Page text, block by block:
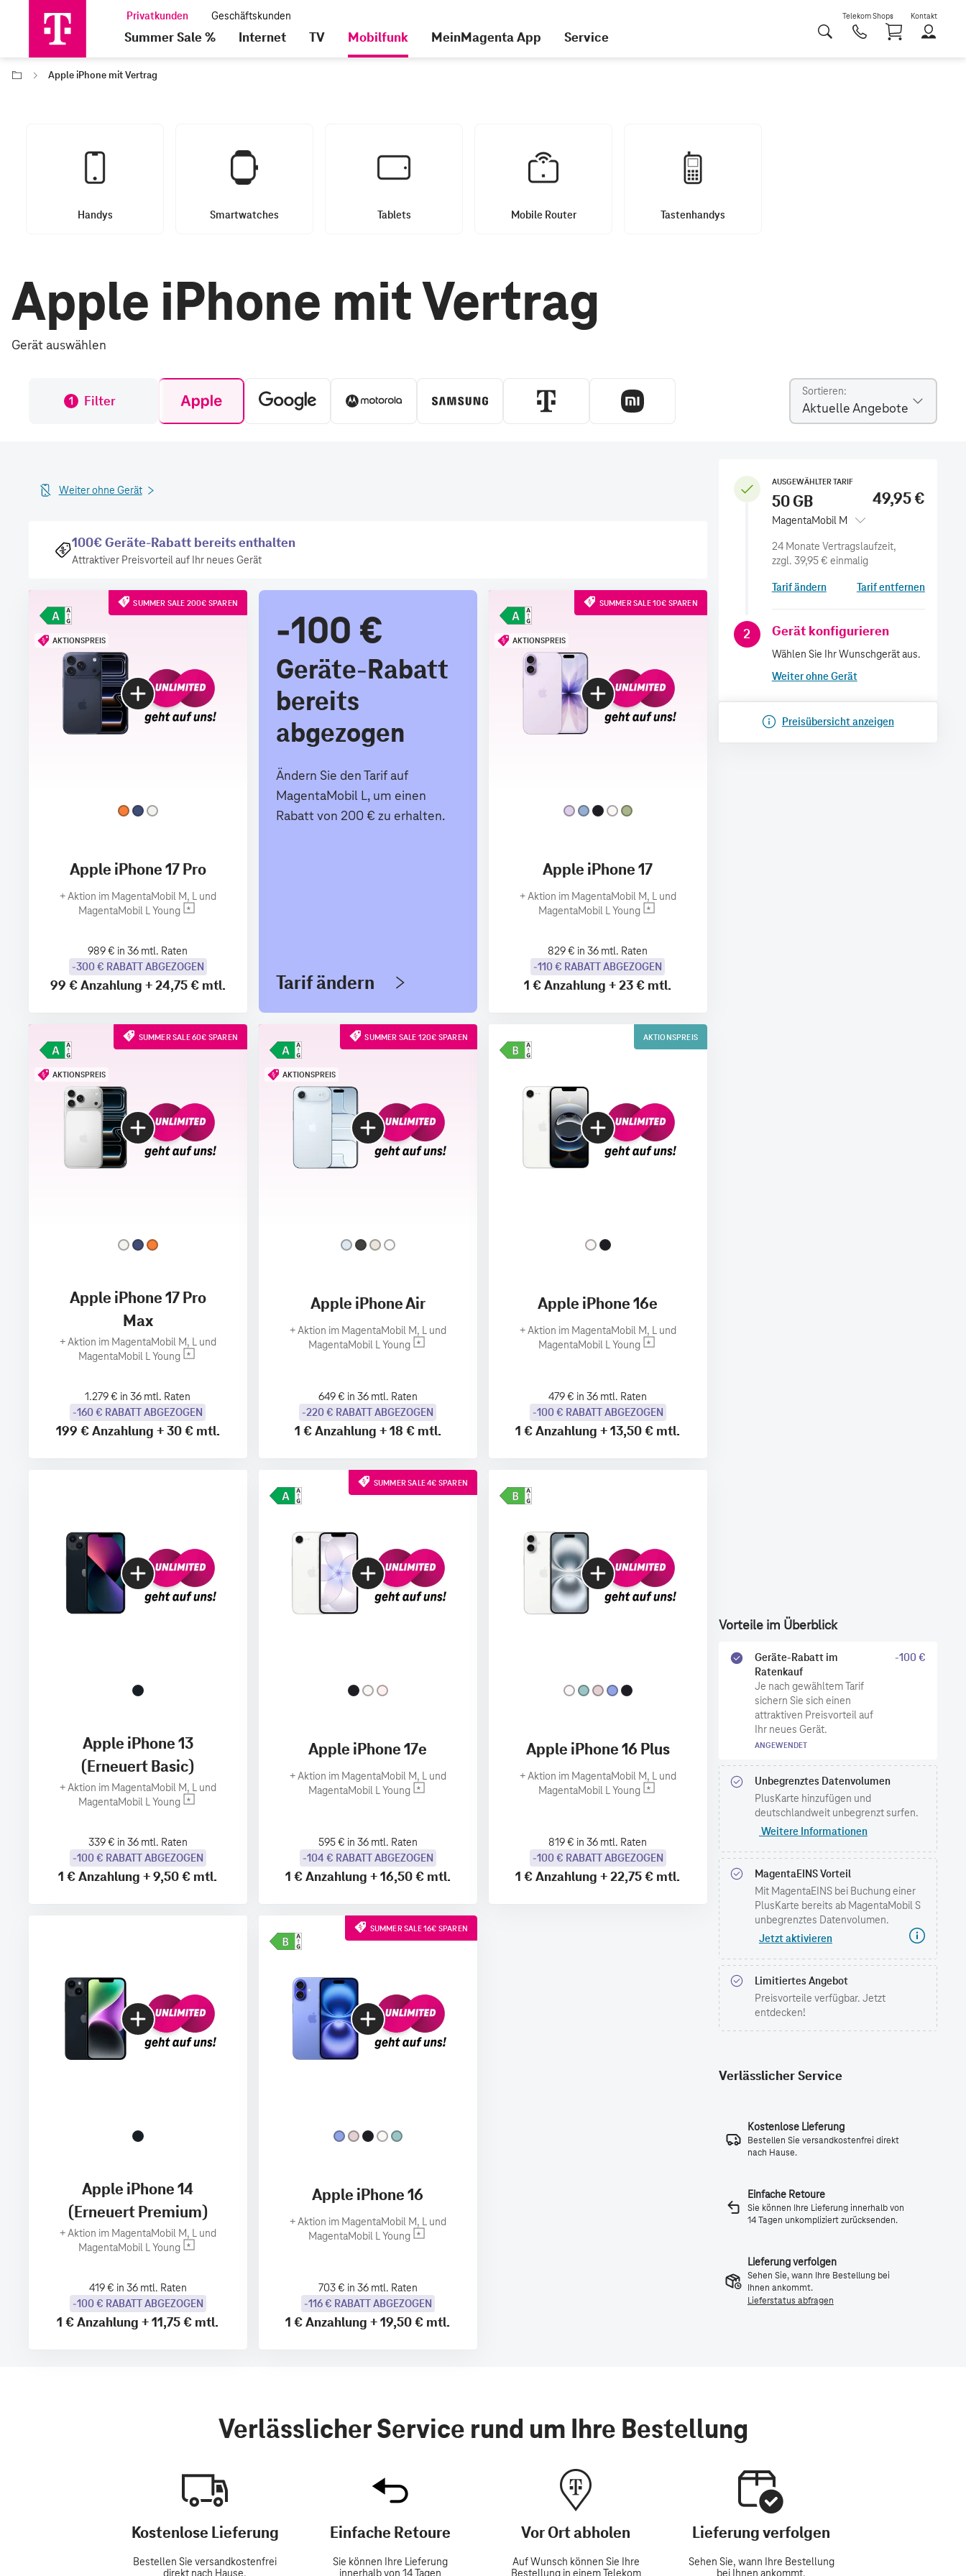
Telekom Shops Kontakt
Summer Sale % Internet TV Mobilfunk MeinMagenta App Service
Apple iPhone mit Vertrag
Handys Smartwatches Tablets Mobile Router Tastenhandys
Apple iPhone mit Vertrag
Gerät auswählen
1 Filter
Sortieren
Aktuelle Angebote
Weiter ohne Gerät
100€ Geräte-Rabatt bereits enthalten
Attraktiver Preisvorteil auf Ihr neues Gerät
SUMMER SALE 200€ SPAREN
AKTIONSPREIS
Apple iPhone 17 Pro
+Aktion im MagentaMobil M, L und
MagentaMobil L Young
989 € in 36 mtl. Raten
-300 € RABATT ABGEZOGEN
99 €Anzahlung +24,75 € mtl.
-100 €
Geräte-Rabatt
bereits
abgezogen
Ändern Sie den Tarif auf
MagentaMobil L, um einen
Rabatt von 200 € zu erhalten.
Tarif ändern
SUMMER SALE 10€ SPAREN
AKTIONSPREIS
Apple iPhone 17
+Aktion im MagentaMobil M, L und
MagentaMobil L Young
829 € in 36 mtl. Raten
-110 € RABATT ABGEZOGEN
1 €Anzahlung +23 € mtl.
SUMMER SALE 60€ SPAREN
AKTIONSPREIS
Apple iPhone 17 Pro
Max
+Aktion im MagentaMobil M, L und
MagentaMobil L Young
1.279 € in 36 mtl. Raten
-160 € RABATT ABGEZOGEN
199 €Anzahlung +30 € mtl.
SUMMER SALE 120€ SPAREN
AKTIONSPREIS
Apple iPhone Air
+Aktion im MagentaMobil M, L und
MagentaMobil L Young
649 € in 36 mtl. Raten
-220 € RABATT ABGEZOGEN
1 €Anzahlung +18 € mtl.
AKTIONSPREIS
Apple iPhone 16e
+Aktion im MagentaMobil M, L und
MagentaMobil L Young
479 € in 36 mtl. Raten
-100 € RABATT ABGEZOGEN
1 €Anzahlung +13,50 € mtl.
Apple iPhone 13
(Erneuert Basic)
+Aktion im MagentaMobil M, L und
MagentaMobil L Young
339 € in 36 mtl. Raten
-100 € RABATT ABGEZOGEN
1 €Anzahlung +9,50 € mtl.
SUMMER SALE 4€ SPAREN
Apple iPhone 17e
+Aktion im MagentaMobil M, L und
MagentaMobil L Young
595 € in 36 mtl. Raten
-104 € RABATT ABGEZOGEN
1 €Anzahlung +16,50 € mtl.
Apple iPhone 16 Plus
+Aktion im MagentaMobil M, L und
MagentaMobil L Young
819 € in 36 mtl. Raten
-100 € RABATT ABGEZOGEN
1 €Anzahlung +22,75 € mtl.
Apple iPhone 14
(Erneuert Premium)
+Aktion im MagentaMobil M, L und
MagentaMobil L Young
419 € in 36 mtl. Raten
-100 € RABATT ABGEZOGEN
1 €Anzahlung +11,75 € mtl.
SUMMER SALE 16€ SPAREN
Apple iPhone 16
+Aktion im MagentaMobil M, L und
MagentaMobil L Young
703 € in 36 mtl. Raten
-116 € RABATT ABGEZOGEN
1 €Anzahlung +19,50 € mtl.
AUSGEWÄHLTER TARIF
50 GB
MagentaMobil M
49,95 €
zzgl. 39,95 € einmalig
Tarif ändern Tarif entfernen
2 Gerät konfigurieren
Wählen Sie Ihr Wunschgerät aus.
Weiter ohne Gerät
Preisübersicht anzeigen
Vorteile im Überblick
Geräte-Rabatt im
Ratenkauf
Je nach gewähltem Tarif
sichern Sie sich einen
attraktiven Preisvorteil auf
Ihr neues Gerät.
ANGEWENDET
-100 €
Unbegrenztes Datenvolumen
PlusKarte hinzufügen und
deutschlandweit unbegrenzt surfen.
Weitere Informationen
MagentaEINS Vorteil
Mit MagentaEINS bei Buchung einer
PlusKarte bereits ab MagentaMobil S
unbegrenztes Datenvolumen.
Jetzt aktivieren
Limitiertes Angebot
Preisvorteile verfügbar. Jetzt
entdecken!
Verlässlicher Service
Kostenlose Lieferung
Bestellen Sie versandkostenfrei direkt
nach Hause.
Einfache Retoure
Sie können Ihre Lieferung innerhalb von
14 Tagen unkompliziert zurücksenden.
Lieferung verfolgen
Sehen Sie, wann Ihre Bestellung bei
Ihnen ankommt.
Lieferstatus abfragen